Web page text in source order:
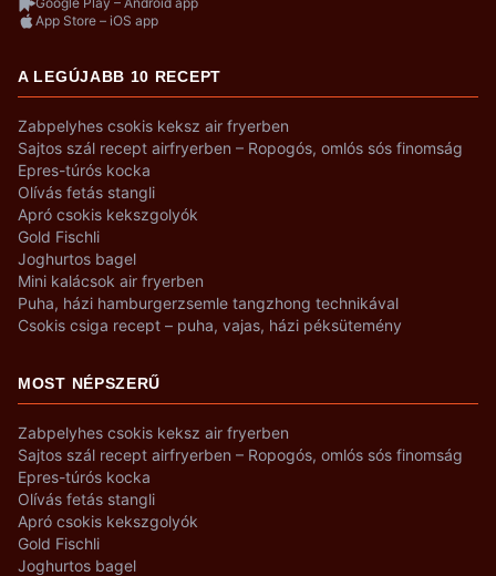
App Store – iOS app
A LEGÚJABB 10 RECEPT
Zabpelyhes csokis keksz air fryerben
Sajtos szál recept airfryerben – Ropogós, omlós sós finomság
Epres-túrós kocka
Olívás fetás stangli
Apró csokis kekszgolyók
Gold Fischli
Joghurtos bagel
Mini kalácsok air fryerben
Puha, házi hamburgerzsemle tangzhong technikával
Csokis csiga recept – puha, vajas, házi péksütemény
MOST NÉPSZERŰ
Zabpelyhes csokis keksz air fryerben
Sajtos szál recept airfryerben – Ropogós, omlós sós finomság
Epres-túrós kocka
Olívás fetás stangli
Apró csokis kekszgolyók
Gold Fischli
Joghurtos bagel